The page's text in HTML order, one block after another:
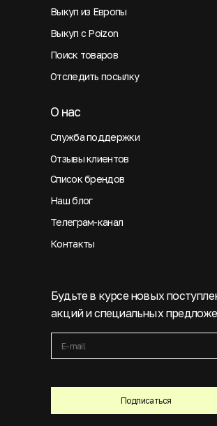
Подписаться
Будьте в курсе новых
акций и специальных
Выкуп из Европы
Выкуп с Poizon
Поиск товаров
Отследить посылку
Служба поддержки
О нас
Отзывы клиентов
Список брендов
Наш блог
Телеграм-канал
Контакты